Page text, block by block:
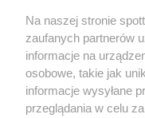
KATEGORIE
Regulamin
Polityka
RODO
Warunki
Na naszej stronie
zaufanych partnerów
informacje na
osobowe, takie jak
informacje wysyłane
przeglądania w celu